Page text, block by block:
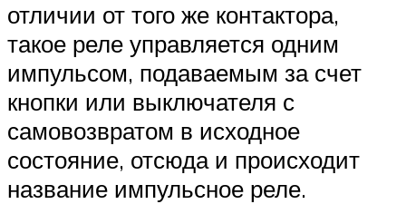
отличии от того же контактора,
такое реле управляется одним
импульсом, подаваемым за счет
кнопки или выключателя с
самовозвратом в исходное
состояние, отсюда и происходит
название импульсное реле.